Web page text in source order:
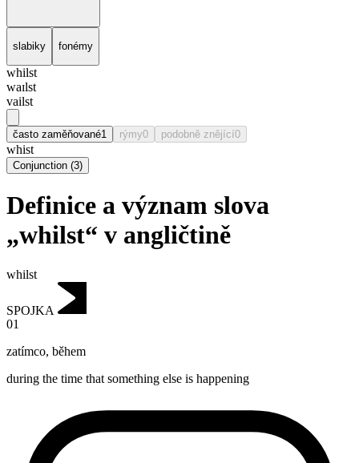
slabiky fonémy
whilst
waɪlst
vailst
často zaměňované1 rýmy0 podobně znějící0
whist
Conjunction (3)
Definice a význam slova
„whilst“ v angličtině
whilst
SPOJKA
01
zatímco, během
during the time that something else is happening